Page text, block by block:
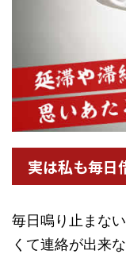
実は私も毎日
毎日鳴り止まな
くて連絡が出来な